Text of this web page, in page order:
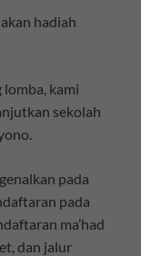
hadiah
kami
sekolah
pada
pada
ma’had
dan jalur